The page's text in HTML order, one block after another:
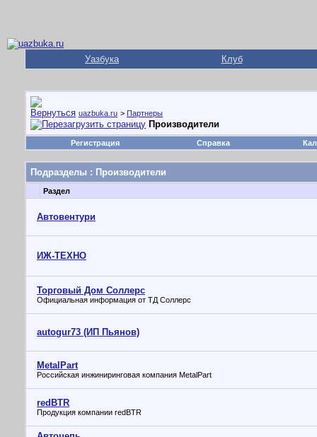
Уазбука Клуб
uazbuka.ru > Партнеры
Производители
Регистрация Справка
Подразделы : Производители
Раздел
Автовентури
ИЖ-ТЕХНО
Торговый Дом Соллерс
Официальная информация от ТД Соллерс
autogur73 (ИП Пьянов)
MetalPart
Российская инжиниринговая компания MetalPart
redBTR
Продукция компании redBTR